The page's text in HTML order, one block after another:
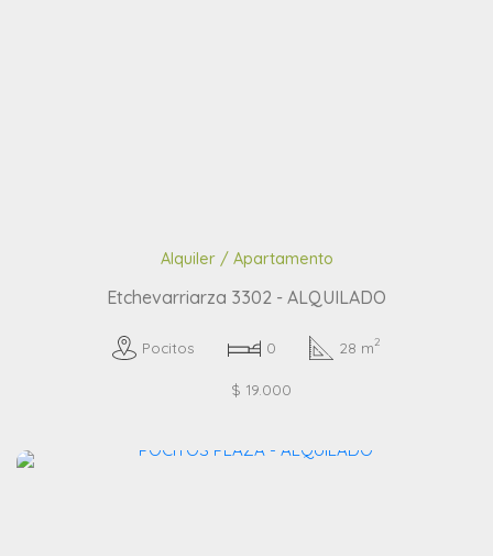
Alquiler / Apartamento
Etchevarriarza 3302 - ALQUILADO
Pocitos 0 28 m2
$ 19.000